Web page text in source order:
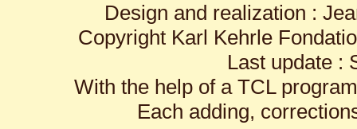
Design and realization :
Copyright Karl Kehrle
Last update :
With the help of a TCL
Each adding,